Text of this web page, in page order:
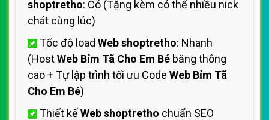
shoptretho: Có (Tặng kèm có thể nhiều nick
chát cùng lúc)
Tốc độ load Web shoptretho: Nhanh
(HostWeb Bỉm Tã Cho Em Bé băng thông
cao + Tự lập trình tối ưu Code Web Bỉm Tã
Cho Em Bé)
Thiết kếWeb shoptretho chuẩn SEO